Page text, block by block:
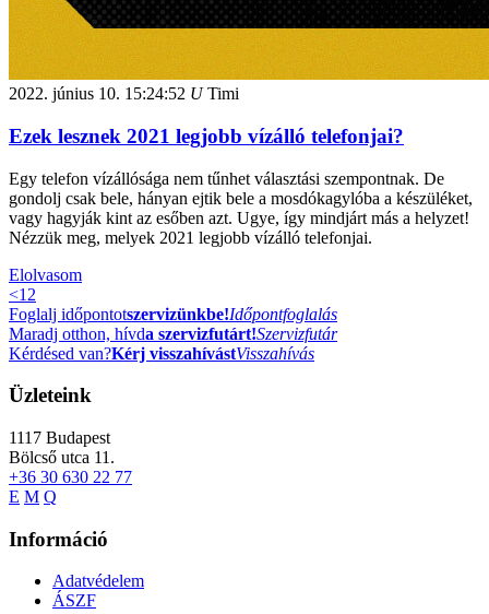
2022. június 10. 15:24:52 UTimi
Ezek lesznek 2021 legjobb vízálló telefonjai?
Egy telefon vízállósága nem tűnhet választási szempontnak. De
gondolj csak bele, hányan ejtik bele a mosdókagylóba a készüléket,
vagy hagyják kint az esőben azt. Ugye, így mindjárt más a helyzet!
Nézzük meg, melyek 2021 legjobb vízálló telefonjai.
Elolvasom
<1 2
Foglalj időpontotszervizünkbe!Időpontfoglalás
Maradj otthon, hívda szervizfutárt!Szervizfutár
Kérdésed van?Kérj visszahívástVisszahívás
Üzleteink
1117 Budapest
Bölcső utca 11.
+36 30 630 22 77
E M Q
Információ
Adatvédelem
ÁSZF